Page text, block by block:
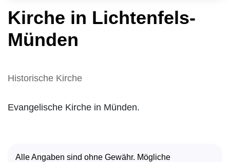
Kirche in Lichtenfels-
Münden
Historische Kirche
Evangelische Kirche in Münden.
Alle Angaben sind ohne Gewähr. Mögliche